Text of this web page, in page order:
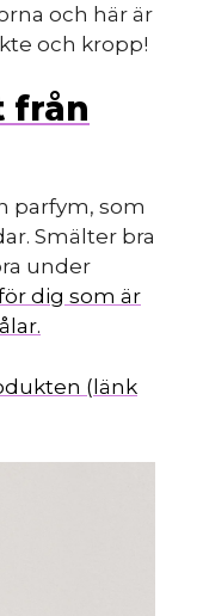
och här är
och kropp!
från
parfym, som
Smälter bra
under
dig som är
(länk